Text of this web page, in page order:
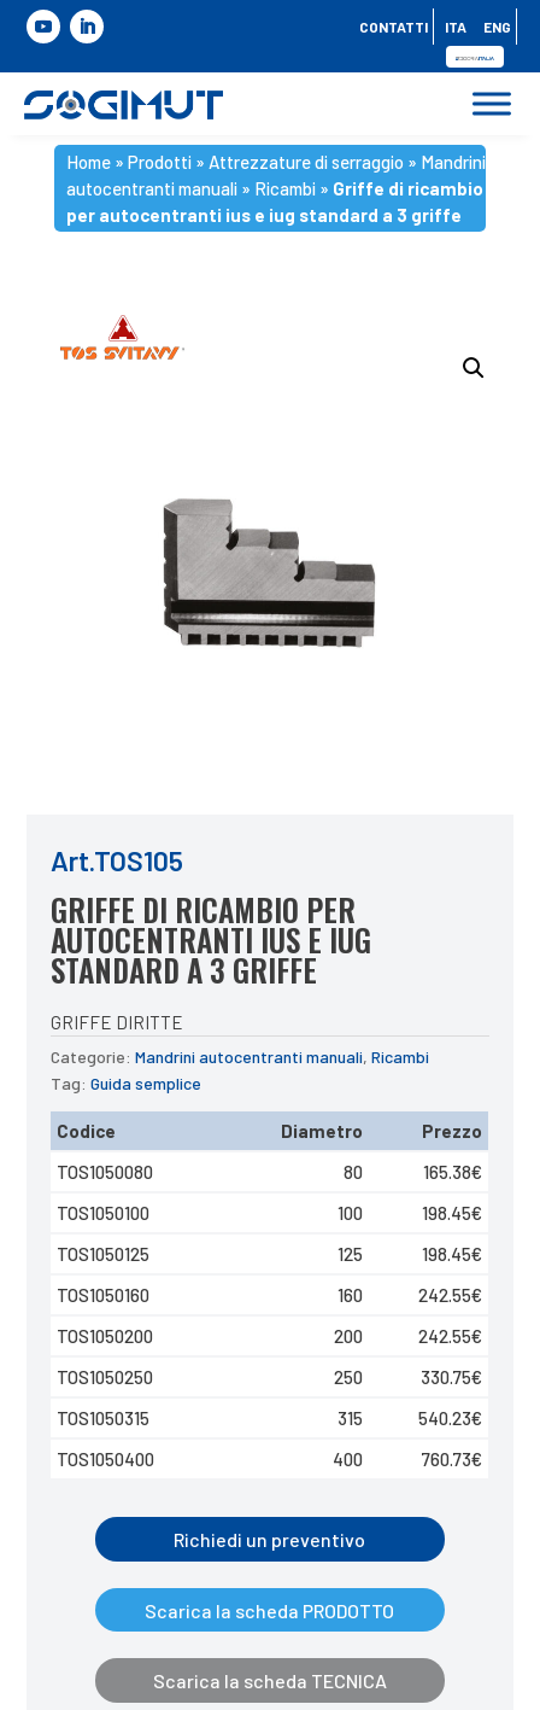
CONTATTI ITA ENG
Home» Prodotti» Attrezzature di serraggio » Mandrini
autocentranti manuali» Ricambi» Griffe di ricambio
per autocentranti ius e iug standard a 3 griffe
Art.TOS105
GRIFFE DI RICAMBIO PER
AUTOCENTRANTI IUS E IUG
STANDARD A 3 GRIFFE
GRIFFE DIRITTE
Categorie:Mandrini autocentranti manuali,Ricambi
Tag:Guida semplice
Codice Diametro
Prezzo
TOS1050080
80 165.38€
TOS1050100
100 198.45€
TOS1050125
125 198.45€
TOS1050160
160 242.55€
TOS1050200
200 242.55€
TOS1050250
250 330.75€
TOS1050315
315 540.23€
TOS1050400
400 760.73€
Richiedi un preventivo
Scarica la scheda PRODOTTO
Scarica la scheda TECNICA